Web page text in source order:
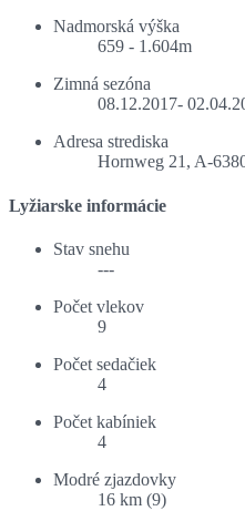
Nadmorská výška
659 - 1.604m
Zimná sezóna
08.12.2017-
Adresa strediska
Hornweg 21, A-
Lyžiarske informácie
Stav snehu
---
Počet vlekov
9
Počet sedačiek
4
Počet kabíniek
4
Modré zjazdovky
16 km (9)